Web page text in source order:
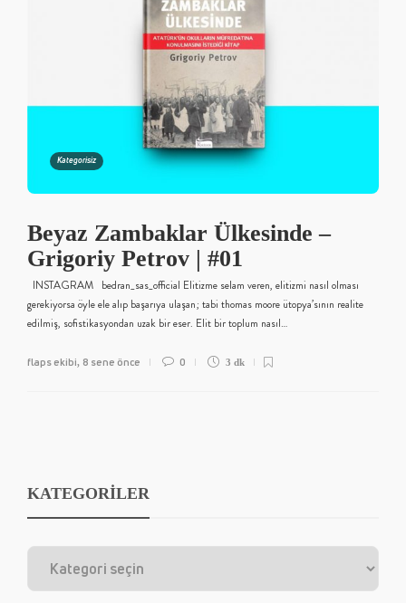
Kategorisiz
Beyaz Zambaklar Ülkesinde –
Grigoriy Petrov | #01
INSTAGRAM bedran_sas_official Elitizme selam veren, elitizmi nasıl olması
gerekiyorsa öyle ele alıp başarıya ulaşan; tabi thomas moore ütopya’sının realite
edilmiş, sofistikasyondan uzak bir eser. Elit bir toplum nasıl…
flaps ekibi, 8 sene önce 0 3 dk
KATEGORİLER